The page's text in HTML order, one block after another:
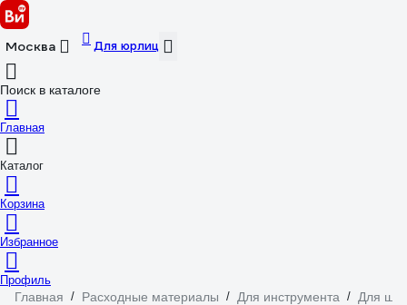
Москва Для юрлиц
Поиск в каталоге
Главная
Каталог
Корзина
Избранное
Профиль
Главная / Расходные материалы / Для инструмента / Для